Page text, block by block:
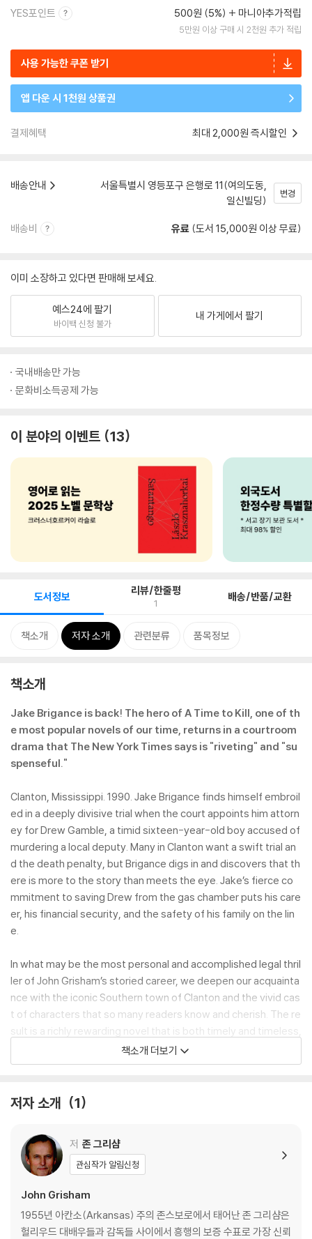
YES포인트 500원 (5%) 마니아추가적립
5만원 이상 구매 시 2천원 추가 적립
사용 가능한 쿠폰 받기
앱 다운 시 1천원 상품권
결제혜택 최대 2,000원 즉시할인
배송안내
서울특별시 영등포구 은행로 11(여의도동,
일신빌딩)
변경
배송비 유료 (도서 15,000원 이상 무료)
이미 소장하고 있다면 판매해 보세요.
예스24에 팔기
바이백 신청 불가
내 가게에서 팔기
국내배송만 가능
문화비소득공제 가능
이 분야의 이벤트 13
도서정보 리뷰/한줄평
1 배송/반품/교환
책소개 저자 소개 관련분류 품목정보
책소개
Jake Brigance is back! The hero of A Time to Kill, one of th
e most popular novels of our time, returns in a courtroom
drama that The New York Times says is "riveting" and "su
spenseful."
Clanton, Mississippi. 1990. Jake Brigance finds himself embroil
ed in a deeply divisive trial when the court appoints him attorn
ey for Drew Gamble, a timid sixteen-year-old boy accused of
murdering a local deputy. Many in Clanton want a swift trial an
d the death penalty, but Brigance digs in and discovers that th
ere is more to the story than meets the eye. Jake’s fierce co
mmitment to saving Drew from the gas chamber puts his care
er, his financial security, and the safety of his family on the lin
e.
In what may be the most personal and accomplished legal thril
ler of John Grisham’s storied career, we deepen our acquainta
nce with the iconic Southern town of Clanton and the vivid cas
t of characters that so many readers know and cherish. The re
sult is a richly rewarding novel that is both timely and timeless,
full of wit, drama, and―most of all―heart.
e, and stunning plot twists that have become the hallmarks of
m’s most powerful courtroom drama yet.
There is a time to kill and a time for justice. Now comes A Tim
책소개 더보기
저자 소개 1
저 존 그리샴
관심작가 알림신청
John Grisham
1955년 아칸소(Arkansas) 주의 존스보로에서 태어난 존 그리샴은
헐리우드 대배우들과 감독들 사이에서 흥행의 보증 수표로 가장 신뢰